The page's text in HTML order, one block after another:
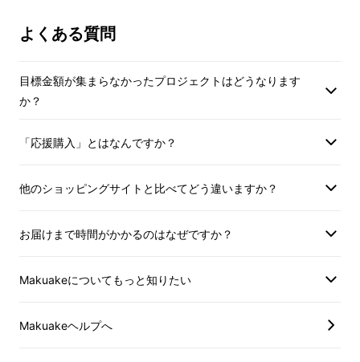
希少価値が高く、香りの
「白トリュフソルト」
を配合
冬しか収穫する事ができないため希少価値が高
よくある質問
目標金額が集まらなかったプロジェクトはどうなります
か？
「応援購入」とはなんですか？
他のショッピングサイトと比べてどう違いますか？
お届けまで時間がかかるのはなぜですか？
Makuakeについてもっと知りたい
Makuakeヘルプへ